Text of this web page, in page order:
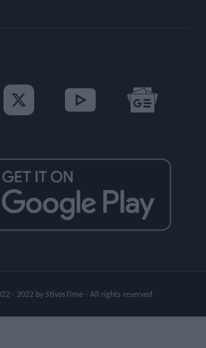
- 2022 by StivosTime - All rights reserved